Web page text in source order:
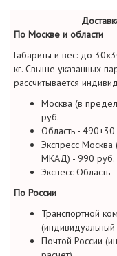
По Москве и области
Габариты и вес: до
кг. Свыше указанных
рассчитывается
Москва (в
руб.
Область -
Экспресс
МКАД) - 990 руб.
Экспесс Область
По России
Транспортной
(индивидуальный
Почтой России